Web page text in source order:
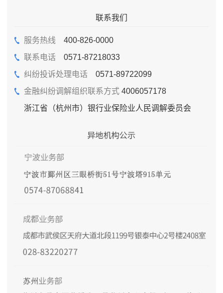
联系我们
服务热线 400-826-0000
联系电话0571-87218033
纠纷投诉处理电话0571-89722099
金融纠纷调解组织联系方式4006057178
浙江省（杭州市）银行业保险业人民调解委员会